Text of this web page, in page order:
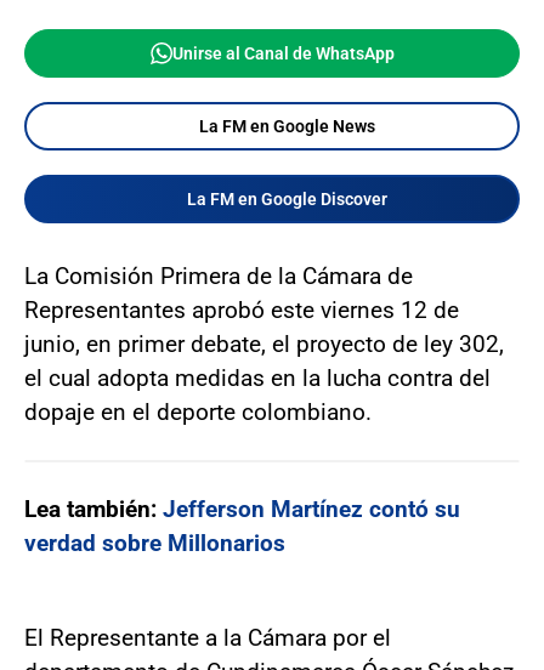
Unirse al Canal de WhatsApp
La FM en Google News
La FM en Google Discover
La Comisión Primera de la Cámara de
Representantes aprobó este viernes 12 de
junio, en primer debate, el proyecto de ley 302,
el cual adopta medidas en la lucha contra del
dopaje en el deporte colombiano.
Lea también: Jefferson Martínez contó su
verdad sobre Millonarios
El Representante a la Cámara por el